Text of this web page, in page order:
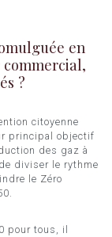
en
?
citoyenne
principal objectif
des gaz à
diviser le rythme
le Zéro
pour tous, il